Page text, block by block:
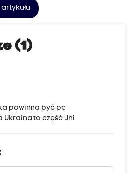
(1)
powinna być po
Ukraina to część Uni